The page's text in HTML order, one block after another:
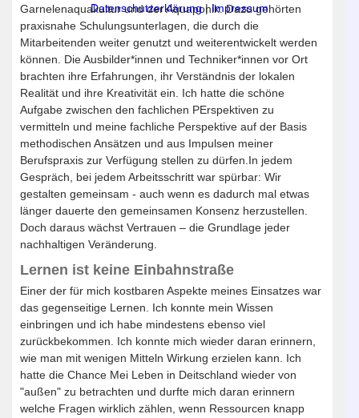
Garnelenaquakultur und der Aquaponik. Dazu gehörten
praxisnahe Schulungsunterlagen, die durch die
Mitarbeitenden weiter genutzt und weiterentwickelt werden
können. Die Ausbilder*innen und Techniker*innen vor Ort
brachten ihre Erfahrungen, ihr Verständnis der lokalen
Realität und ihre Kreativität ein. Ich hatte die schöne
Aufgabe zwischen den fachlichen PErspektiven zu
vermitteln und meine fachliche Perspektive auf der Basis
methodischen Ansätzen und aus Impulsen meiner
Berufspraxis zur Verfügung stellen zu dürfen.In jedem
Gespräch, bei jedem Arbeitsschritt war spürbar: Wir
gestalten gemeinsam - auch wenn es dadurch mal etwas
länger dauerte den gemeinsamen Konsenz herzustellen.
Doch daraus wächst Vertrauen – die Grundlage jeder
nachhaltigen Veränderung.
Lernen ist keine Einbahnstraße
Einer der für mich kostbaren Aspekte meines Einsatzes war
das gegenseitige Lernen. Ich konnte mein Wissen
einbringen und ich habe mindestens ebenso viel
zurückbekommen. Ich konnte mich wieder daran erinnern,
wie man mit wenigen Mitteln Wirkung erzielen kann. Ich
hatte die Chance Mei Leben in Deitschland wieder von
"außen" zu betrachten und durfte mich daran erinnern
welche Fragen wirklich zählen, wenn Ressourcen knapp
Datenschutzerklärung|Impressum